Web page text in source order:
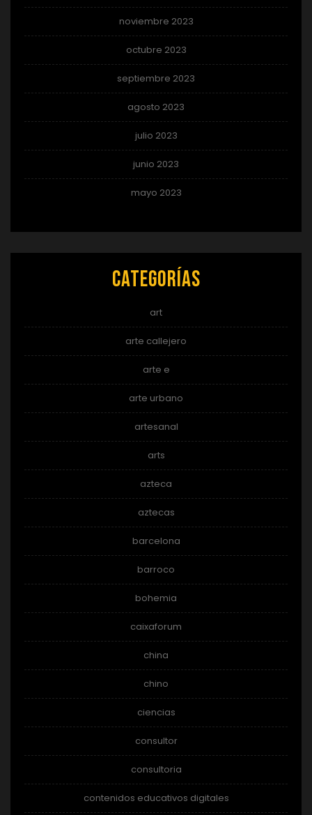
noviembre 2023
octubre 2023
septiembre 2023
agosto 2023
julio 2023
junio 2023
mayo 2023
Categorías
art
arte callejero
arte e
arte urbano
artesanal
arts
azteca
aztecas
barcelona
barroco
bohemia
caixaforum
china
chino
ciencias
consultor
consultoria
contenidos educativos digitales